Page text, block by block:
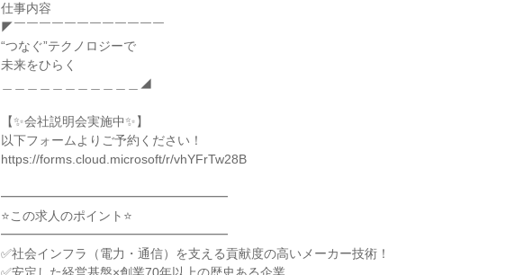
仕事内容
◤￣￣￣￣￣￣￣￣￣￣￣￣
“つなぐ”テクノロジーで
未来をひらく
＿＿＿＿＿＿＿＿＿＿＿◢
【✨会社説明会実施中✨】
以下フォームよりご予約ください！
https://forms.cloud.microsoft/r/vhYFrTw28B
━━━━━━━━━━━━━━━━━━
⭐この求人のポイント⭐
━━━━━━━━━━━━━━━━━━
✅社会インフラ（電力・通信）を支える貢献度の高いメーカー技術！